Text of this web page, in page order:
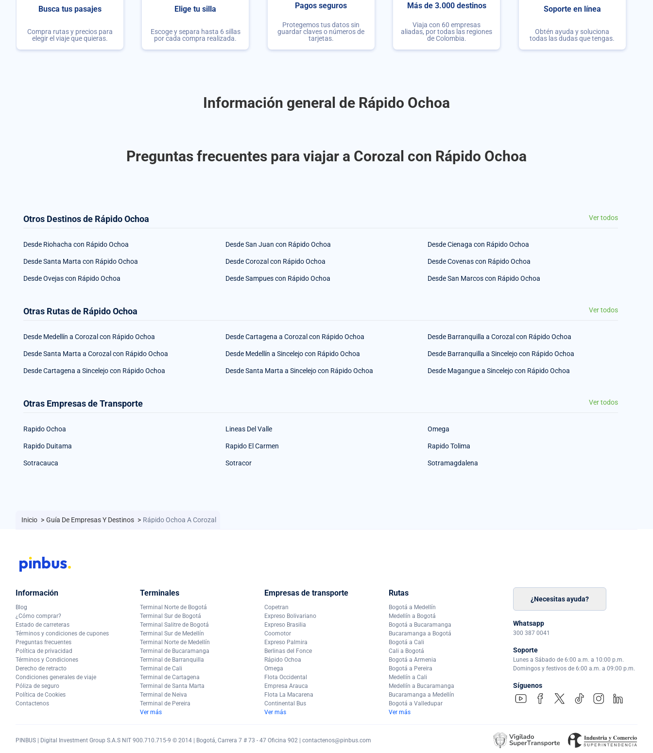
Busca tus pasajes
Compra rutas y precios para
elegir el viaje que quieras.
Elige tu silla
Escoge y separa hasta 6 sillas
por cada compra realizada.
Pagos seguros
Protegemos tus datos sin
guardar claves o números de
tarjetas.
Más de 3.000 destinos
Viaja con 60 empresas
aliadas, por todas las regiones
de Colombia.
Soporte en línea
Obtén ayuda y soluciona
todas las dudas que tengas.
Información general de Rápido Ochoa
Preguntas frecuentes para viajar a Corozal con Rápido Ochoa
Otros Destinos de Rápido Ochoa Ver todos
Desde Riohacha con Rápido Ochoa Desde San Juan con Rápido Ochoa Desde Cienaga con Rápido Ochoa
Desde Santa Marta con Rápido Ochoa Desde Corozal con Rápido Ochoa Desde Covenas con Rápido Ochoa
Desde Ovejas con Rápido Ochoa Desde Sampues con Rápido Ochoa Desde San Marcos con Rápido Ochoa
Otras Rutas de Rápido Ochoa Ver todos
Desde Medellín a Corozal con Rápido Ochoa Desde Cartagena a Corozal con Rápido Ochoa Desde Barranquilla a Corozal con Rápido Ochoa
Desde Santa Marta a Corozal con Rápido Ochoa Desde Medellín a Sincelejo con Rápido Ochoa Desde Barranquilla a Sincelejo con Rápido Ochoa
Desde Cartagena a Sincelejo con Rápido Ochoa Desde Santa Marta a Sincelejo con Rápido Ochoa Desde Magangue a Sincelejo con Rápido Ochoa
Otras Empresas de Transporte Ver todos
Rapido Ochoa Lineas Del Valle Omega
Rapido Duitama Rapido El Carmen Rapido Tolima
Sotracauca Sotracor Sotramagdalena
Inicio > Guía De Empresas Y Destinos > Rápido Ochoa A Corozal
Información
Blog
¿Cómo comprar?
Estado de carreteras
Términos y condiciones de cupones
Preguntas frecuentes
Política de privacidad
Términos y Condiciones
Derecho de retracto
Condiciones generales de viaje
Póliza de seguro
Política de Cookies
Contactenos
Terminales
Terminal Norte de Bogotá
Terminal Sur de Bogotá
Terminal Salitre de Bogotá
Terminal Sur de Medellín
Terminal Norte de Medellín
Terminal de Bucaramanga
Terminal de Barranquilla
Terminal de Cali
Terminal de Cartagena
Terminal de Santa Marta
Terminal de Neiva
Terminal de Pereira
Ver más
Empresas de transporte
Copetran
Expreso Bolivariano
Expreso Brasilia
Coomotor
Expreso Palmira
Berlinas del Fonce
Rápido Ochoa
Omega
Flota Occidental
Empresa Arauca
Flota La Macarena
Continental Bus
Ver más
Rutas
Bogotá a Medellín
Medellín a Bogotá
Bogotá a Bucaramanga
Bucaramanga a Bogotá
Bogotá a Cali
Cali a Bogotá
Bogotá a Armenia
Bogotá a Pereira
Medellín a Cali
Medellín a Bucaramanga
Bucaramanga a Medellín
Bogotá a Valledupar
Ver más
¿Necesitas ayuda?
Whatsapp
300 387 0041
Soporte
Lunes a Sábado de 6:00 a.m. a 10:00 p.m.
Domingos y festivos de 6:00 a.m. a 09:00 p.m.
Síguenos
PINBUS | Digital Investment Group S.A.S NIT 900.710.715-9 © 2014 | Bogotá, Carrera 7 # 73 - 47 Oficina 902 | contactenos@pinbus.com